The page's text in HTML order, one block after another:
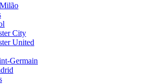
City
United
Germain